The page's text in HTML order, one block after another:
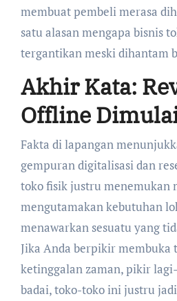
membuat pembeli merasa
satu alasan mengapa bisnis
tergantikan meski dihantam
Akhir Kata:
Offline
Fakta di lapangan
gempuran digitalisasi dan
toko fisik justru menemukan
mengutamakan kebutuhan
menawarkan sesuatu yang
Jika Anda berpikir membuka
ketinggalan zaman, pikir
badai, toko-toko ini justru